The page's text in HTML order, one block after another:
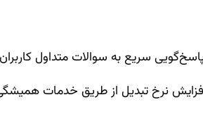
سریع به سوالات متداول
نرخ تبدیل از طریق خدمات